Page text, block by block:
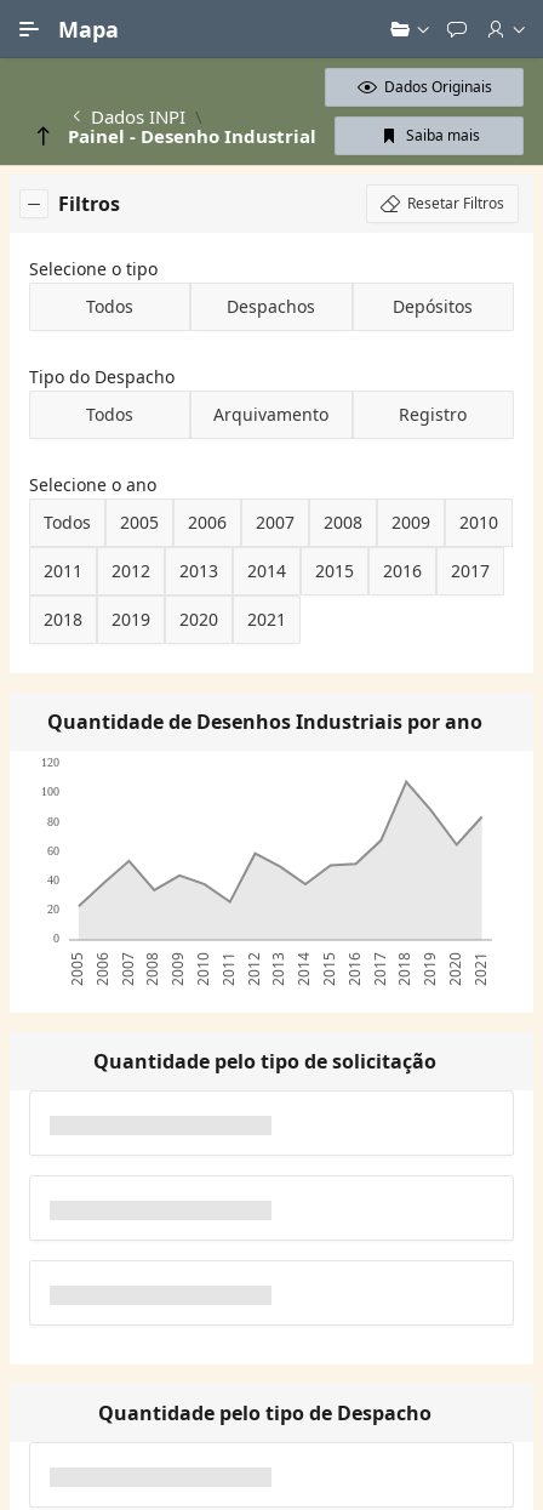
Mapa
Dados INPI
Painel - Desenho Industrial
Dados Originais
Saiba mais
Filtros Resetar Filtros
Selecione o tipo
Todos
Despachos Depósitos
Tipo do Despacho
Todos
Arquivamento Registro
Selecione o ano
Todos
2005 2006 2007 2008 2009 2010
2011 2012 2013 2014 2015 2016 2017
2018 2019 2020 2021
Quantidade de Desenhos Industriais por ano
0
20
40
60
80
100
120
2005 2006 2007 2008 2009 2010 2011 2012 2013 2014 2015 2016 2017 2018 2019 2020 2021
Quantidade pelo tipo de solicitação
Quantidade pelo tipo de Despacho